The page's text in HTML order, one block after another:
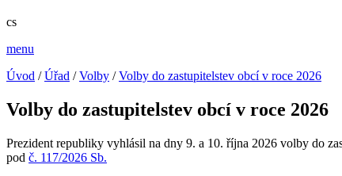
cs
menu
Úvod /Úřad /Volby /Volby do zastupitelstev obcí v roce 2026
Volby do zastupitelstev obcí v roce 2026
Prezident republiky vyhlásil na dny 9. a 10. října 2026 volby do
pod č. 117/2026 Sb.